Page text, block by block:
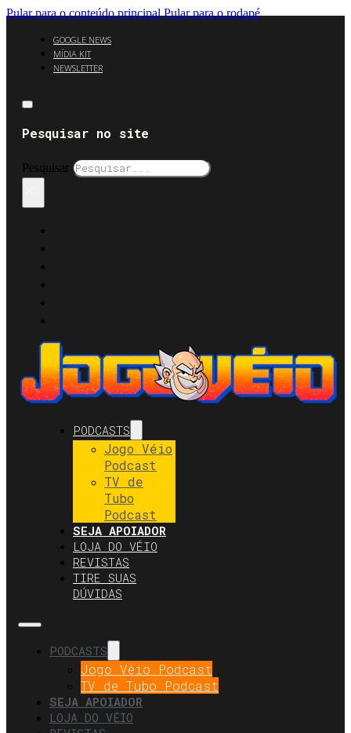
Pular para o conteúdo principal Pular para o rodapé
GOOGLE NEWS
MÍDIA KIT
NEWSLETTER
Pesquisar no site
Pesquisar
PODCASTS
Jogo Véio
Podcast
TV de
Tubo
Podcast
SEJA APOIADOR
LOJA DO VÉIO
REVISTAS
TIRE SUAS
DÚVIDAS
PODCASTS
Jogo Véio Podcast
TV de Tubo Podcast
SEJA APOIADOR
LOJA DO VÉIO